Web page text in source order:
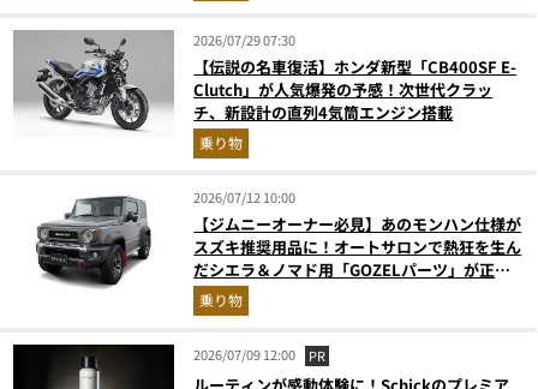
2026/07/29 07:30
【伝説の名車復活】ホンダ新型「CB400SF E-
Clutch」が人気爆発の予感！次世代クラッ
チ、新設計の直列4気筒エンジン搭載
乗り物
2026/07/12 10:00
【ジムニーオーナー必見】あのモンハン仕様が
スズキ推奨用品に！オートサロンで熱狂を生ん
だシエラ＆ノマド用「GOZELパーツ」が正規
ディーラーで取り扱い開始
乗り物
2026/07/09 12:00 PR
ルーティンが感動体験に！Schickのプレミア